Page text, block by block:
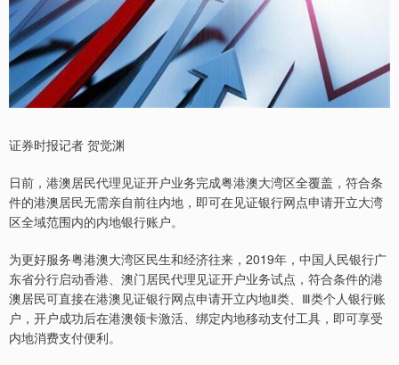
证券时报记者 贺觉渊
日前，港澳居民代理见证开户业务完成粤港澳大湾区全覆盖，符合条
件的港澳居民无需亲自前往内地，即可在见证银行网点申请开立大湾
区全域范围内的内地银行账户。
为更好服务粤港澳大湾区民生和经济往来，2019年，中国人民银行广
东省分行启动香港、澳门居民代理见证开户业务试点，符合条件的港
澳居民可直接在港澳见证银行网点申请开立内地Ⅱ类、Ⅲ类个人银行账
户，开户成功后在港澳领卡激活、绑定内地移动支付工具，即可享受
内地消费支付便利。